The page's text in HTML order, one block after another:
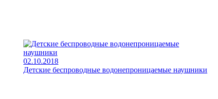
02.10.2018
Детские беспроводные водонепроницаемые наушники